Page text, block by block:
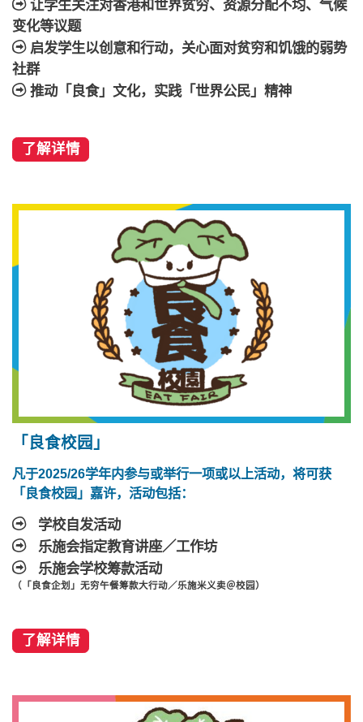
让学生关注对香港和世界贫穷、资源分配不均、气候
变化等议题
启发学生以创意和行动，关心面对贫穷和饥饿的弱势
社群
推动「良食」文化，实践「世界公民」精神
了解详情
「良食校园」
凡于2025/26学年内参与或举行一项或以上活动，将可获
「良食校园」嘉许，活动包括：
学校自发活动
乐施会指定教育讲座／工作坊
乐施会学校筹款活动
（「良食企划」无穷午餐筹款大行动／乐施米义卖＠校园）
了解详情